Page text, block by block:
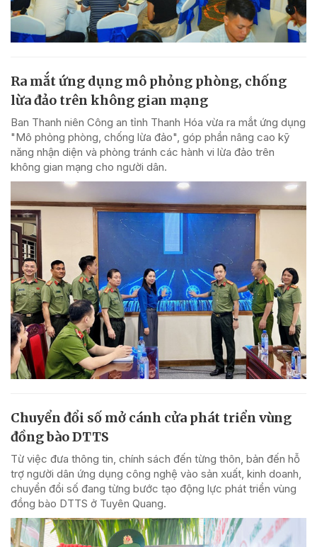
Ra mắt ứng dụng mô phỏng phòng, chống
lừa đảo trên không gian mạng
Ban Thanh niên Công an tỉnh Thanh Hóa vừa ra mắt ứng dụng
"Mô phỏng phòng, chống lừa đảo", góp phần nâng cao kỹ
năng nhận diện và phòng tránh các hành vi lừa đảo trên
không gian mạng cho người dân.
Chuyển đổi số mở cánh cửa phát triển vùng
đồng bào DTTS
Từ việc đưa thông tin, chính sách đến từng thôn, bản đến hỗ
trợ người dân ứng dụng công nghệ vào sản xuất, kinh doanh,
chuyển đổi số đang từng bước tạo động lực phát triển vùng
đồng bào DTTS ở Tuyên Quang.